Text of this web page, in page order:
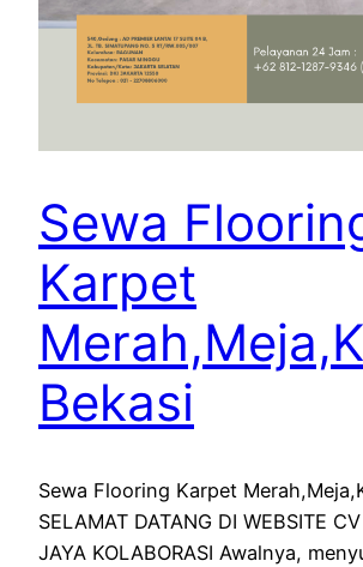
Sewa
Karpet
Bekasi
Sewa Flooring Karpet
SELAMAT DATANG DI WEBSITE
JAYA KOLABORASI Awalnya,